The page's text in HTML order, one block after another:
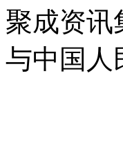
聚成资讯
与中国人